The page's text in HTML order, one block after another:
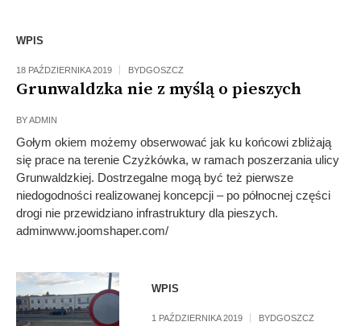
WPIS
18 PAŹDZIERNIKA 2019 BYDGOSZCZ
Grunwaldzka nie z myślą o pieszych
BYADMIN
Gołym okiem możemy obserwować jak ku końcowi zbliżają
się prace na terenie Czyżkówka, w ramach poszerzania ulicy
Grunwaldzkiej. Dostrzegalne mogą być też pierwsze
niedogodności realizowanej koncepcji – po północnej części
drogi nie przewidziano infrastruktury dla pieszych.
adminwww.joomshaper.com/
WPIS
1 PAŹDZIERNIKA 2019 BYDGOSZCZ